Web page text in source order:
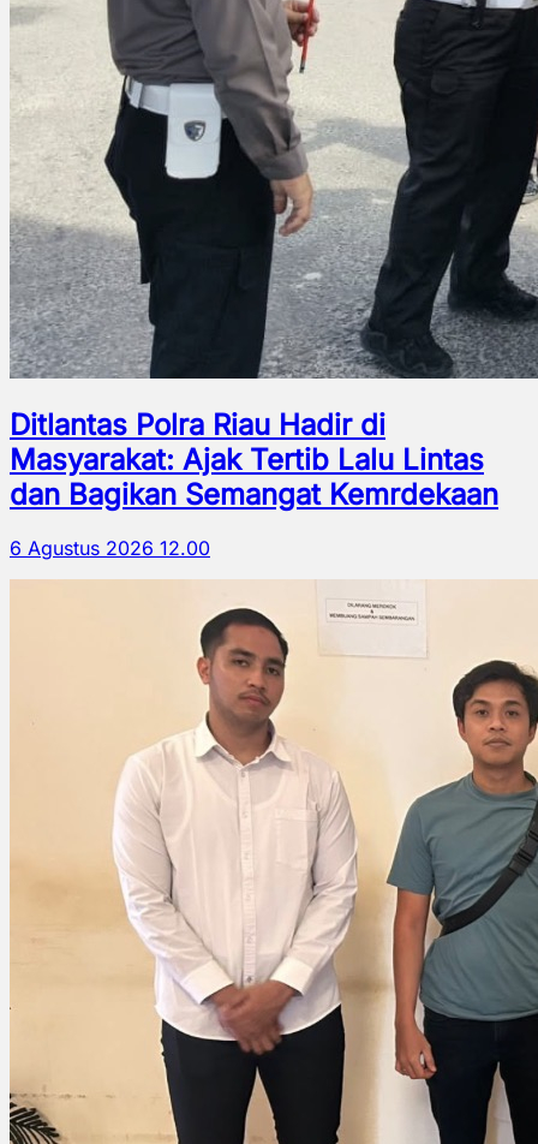
Ditlantas Polra Riau Hadir di
Masyarakat: Ajak Tertib Lalu Lintas
dan Bagikan Semangat Kemrdekaan
6 Agustus 2026 12.00